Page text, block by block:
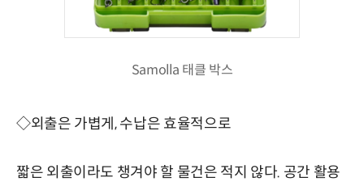
Samolla 태클 박스
◇외출은 가볍게, 수납은 효율적으로
짧은 외출이라도 챙겨야 할 물건은 적지 않다. 공간 활용